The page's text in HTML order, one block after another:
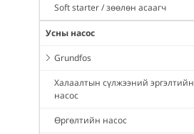
Soft starter / зөөлөн асаагч
Усны насос
Grundfos
Халаалтын сүлжээний эргэлтийн
насос
Өргөлтийн насос